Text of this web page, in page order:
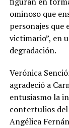
ominoso que
personajes
victimario”, en
degradación.
Verónica
agradeció a
entusiasmo la
contertulios del
Angélica